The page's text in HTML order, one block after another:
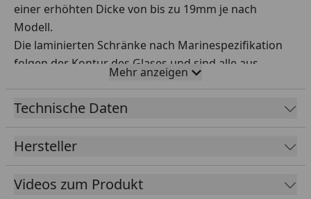
einer erhöhten Dicke von bis zu 19mm je nach
Modell.
Die laminierten Schränke nach Marinespezifikation
folgen der Kontur des Glases und sind alle aus
Sperrholz gefertigt. Größere Modelle werden jetzt
mit Aluminiumstützen verstärkt.
ReefATO+ : Alle REEFER G2+ Modelle sind mit dem
Wasservolumen und Ihren Salzgehalt stabil hält und
hochempfindlichen Leckdetektor umfasst.
Mehr anzeigen
Technische Daten
Hersteller
Videos zum Produkt